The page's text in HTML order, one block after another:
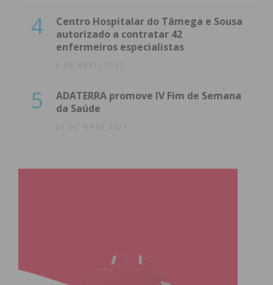
4
Centro Hospitalar do Tâmega e Sousa
autorizado a contratar 42
enfermeiros especialistas
8 DE ABRIL 2022
5
ADATERRA promove IV Fim de Semana
da Saúde
21 DE MAIO 2021